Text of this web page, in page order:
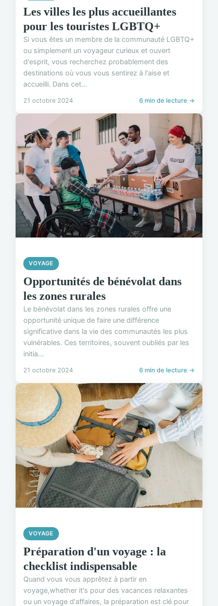
Les villes les plus accueillantes
pour les touristes LGBTQ+
Si vous êtes un membre de la communauté LGBTQ+
ou simplement un voyageur curieux et ouvert
d'esprit, vous recherchez probablement des
destinations où vous vous sentirez à l'aise et
accueilli. Dans cet...
21 octobre 2024 6 min de lecture →
VOYAGE
Opportunités de bénévolat dans
les zones rurales
Le bénévolat dans les zones rurales offre une
opportunité unique de faire une différence
significative dans la vie des communautés les plus
vulnérables. Ces territoires, souvent oubliés par les
initia...
21 octobre 2024 6 min de lecture →
VOYAGE
Préparation d'un voyage : la
checklist indispensable
Quand vous vous apprêtez à partir en
voyage,whether it's pour des vacances relaxantes
ou un voyage d'affaires, la préparation est clé pour